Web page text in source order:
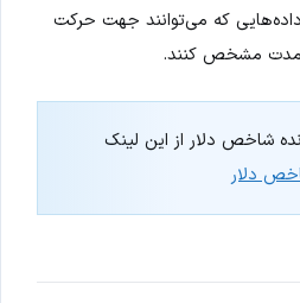
که می‌توانند جهت حرکت
مشخص کنند.
شاخص دلار از این لینک
دلار